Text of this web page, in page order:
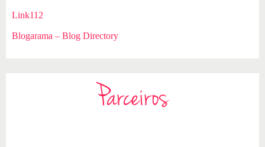
Link112
Blogarama – Blog Directory
Parceiros